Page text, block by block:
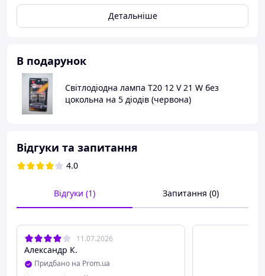
подумати про покупку спеціального адаптера, що
встановлюється на рульовий вал.Прекрасна модель для
https://anarion.uaprom.net/g11850652-ruli-universalnye
Товари для тюнінгу: спорт кермо
Детальніше
В подарунок
Світлодіодна лампа T20 12 V 21 W без
цокольна на 5 діодів (червона)
Відгуки та запитання
4.0
Відгуки (1) Запитання (0)
11.07.2026
Александр К.
Придбано на Prom.ua